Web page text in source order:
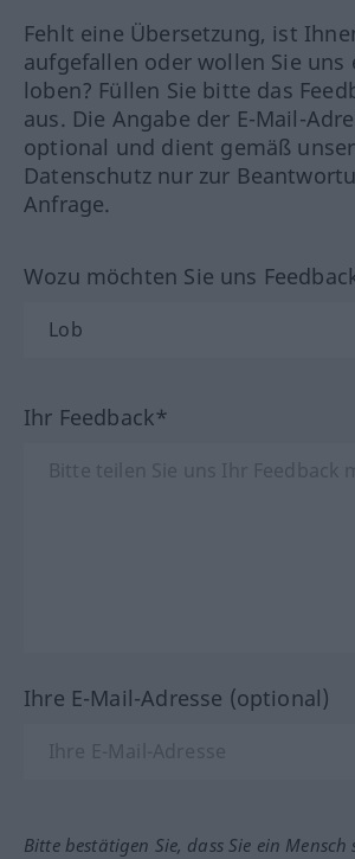
Fehlt eine Übersetzung, ist
aufgefallen oder wollen Sie uns
loben? Füllen Sie bitte das
aus. Die Angabe der E-Mail-
optional und dient gemäß
Datenschutz nur zur
Anfrage.
Wozu möchten Sie uns
Ihr Feedback*
Ihre E-Mail-Adresse (optional)
Bitte bestätigen Sie, dass Sie ein